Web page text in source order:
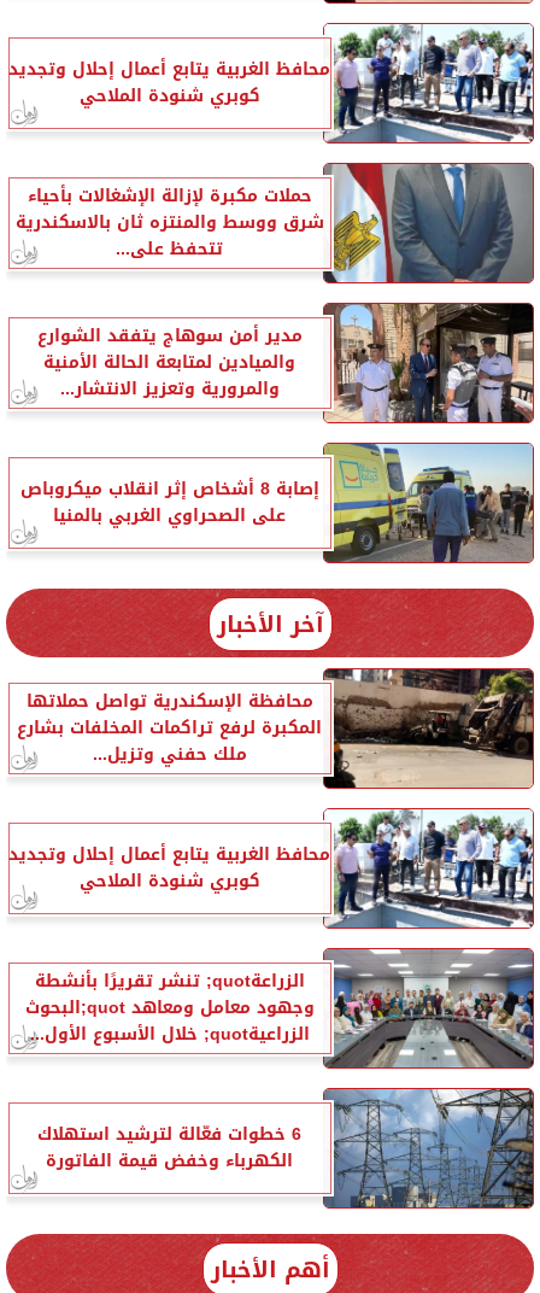
محافظ الغربية يتابع أعمال إحلال وتجديد
كوبري شنودة الملاحي
حملات مكبرة لإزالة الإشغالات بأحياء
شرق ووسط والمنتزه ثان بالاسكندرية
تتحفظ على...
مدير أمن سوهاج يتفقد الشوارع
والميادين لمتابعة الحالة الأمنية
والمرورية وتعزيز الانتشار...
إصابة 8 أشخاص إثر انقلاب ميكروباص
على الصحراوي الغربي بالمنيا
آخر الأخبار
محافظة الإسكندرية تواصل حملاتها
المكبرة لرفع تراكمات المخلفات بشارع
ملك حفني وتزيل...
محافظ الغربية يتابع أعمال إحلال وتجديد
كوبري شنودة الملاحي
الزراعةquot; تنشر تقريرًا بأنشطة
وجهود معامل ومعاهد quot;البحوث
الزراعيةquot; خلال الأسبوع الأول...
6 خطوات فعّالة لترشيد استهلاك
الكهرباء وخفض قيمة الفاتورة
أهم الأخبار